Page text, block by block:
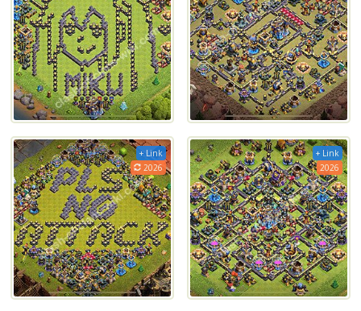
+ Link
2026
+ Link
2026